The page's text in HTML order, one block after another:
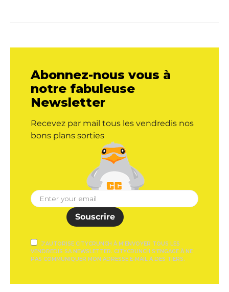
Abonnez-nous vous à
notre fabuleuse
Newsletter
Recevez par mail tous les vendredis nos
bons plans sorties
Souscrire
J'AUTORISE CITYCRUNCH À M'ENVOYER TOUS LES
VENDREDIS SA NEWSLETTER. CITYCRUNCH S'ENGAGE À NE
PAS COMMUNIQUER MON ADRESSE E-MAIL À DES TIERS.